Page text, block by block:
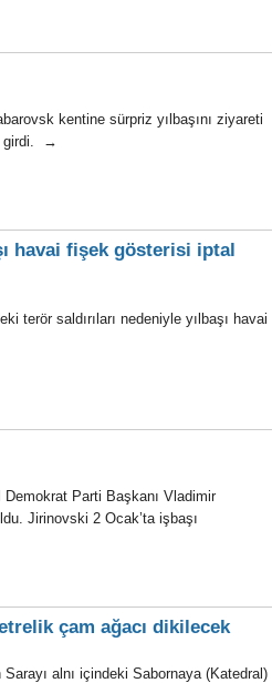
kentine sürpriz yılbaşını ziyareti
girdi. →
havai fişek gösterisi iptal
terör saldırıları nedeniyle yılbaşı havai
Demokrat Parti Başkanı Vladimir
Jirinovski 2 Ocak’ta işbaşı
çam ağacı dikilecek
Sarayı alnı içindeki Sabornaya (Katedral)